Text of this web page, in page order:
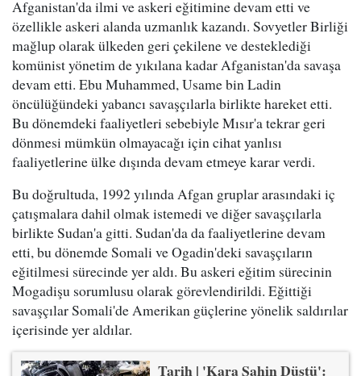
Afganistan'da ilmi ve askeri eğitimine devam etti ve
özellikle askeri alanda uzmanlık kazandı. Sovyetler Birliği
mağlup olarak ülkeden geri çekilene ve desteklediği
komünist yönetim de yıkılana kadar Afganistan'da savaşa
devam etti. Ebu Muhammed, Usame bin Ladin
öncülüğündeki yabancı savaşçılarla birlikte hareket etti.
Bu dönemdeki faaliyetleri sebebiyle Mısır'a tekrar geri
dönmesi mümkün olmayacağı için cihat yanlısı
faaliyetlerine ülke dışında devam etmeye karar verdi.
Bu doğrultuda, 1992 yılında Afgan gruplar arasındaki iç
çatışmalara dahil olmak istemedi ve diğer savaşçılarla
birlikte Sudan'a gitti. Sudan'da da faaliyetlerine devam
etti, bu dönemde Somali ve Ogadin'deki savaşçıların
eğitilmesi sürecinde yer aldı. Bu askeri eğitim sürecinin
Mogadişu sorumlusu olarak görevlendirildi. Eğittiği
savaşçılar Somali'de Amerikan güçlerine yönelik saldırılar
içerisinde yer aldılar.
Tarih | 'Kara Şahin Düştü':